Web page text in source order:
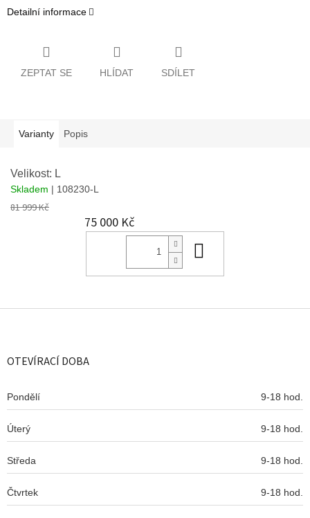
Detailní informace
ZEPTAT SE HLÍDAT SDÍLET
Varianty Popis
Velikost: L
Skladem | 108230-L
81 999 Kč
75 000 Kč
Z
OTEVÍRACÍ DOBA
Pondělí 9-18 hod.
Úterý 9-18 hod.
Středa 9-18 hod.
Čtvrtek 9-18 hod.